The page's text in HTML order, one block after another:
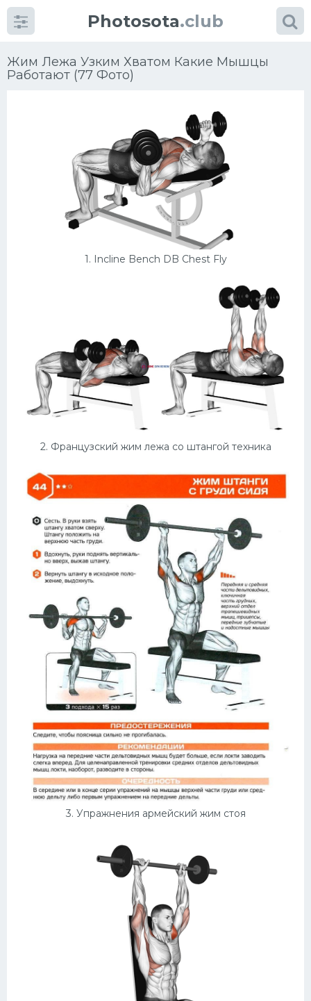
Photosota.club
Жим Лежа Узким Хватом Какие Мышцы
Работают (77 Фото)
1. Incline Bench DB Chest Fly
2. Французский жим лежа со штангой техника
3. Упражнения армейский жим стоя
КатегорииФото
Много картинок...
Тренажеры
Интерьеры квартир